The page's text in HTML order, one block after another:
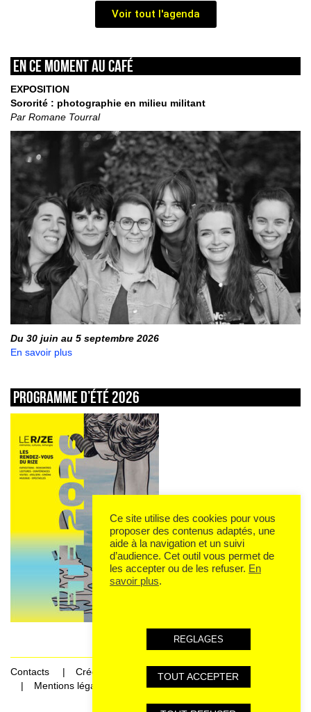
Voir tout l'agenda
En ce moment au café
EXPOSITION
Sororité : photographie en milieu militant
Par Romane Tourral
Du 30 juin au 5 septembre 2026
En savoir plus
Programme d’été 2026
Contacts
Crédits
Mentions légales et données personnelles
Ce site utilise des cookies pour vous
proposer des contenus adaptés, une
aide à la navigation et un suivi
d’audience. Cet outil vous permet de
les accepter ou de les refuser. En
savoir plus.
REGLAGES
TOUT ACCEPTER